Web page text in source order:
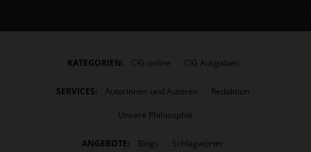
KATEGORIEN: CIG online CIG Ausgaben
SERVICES: Autorinnen und Autoren
Redaktion
Unsere Philosophie
ANGEBOTE: Blogs Schlagwörter